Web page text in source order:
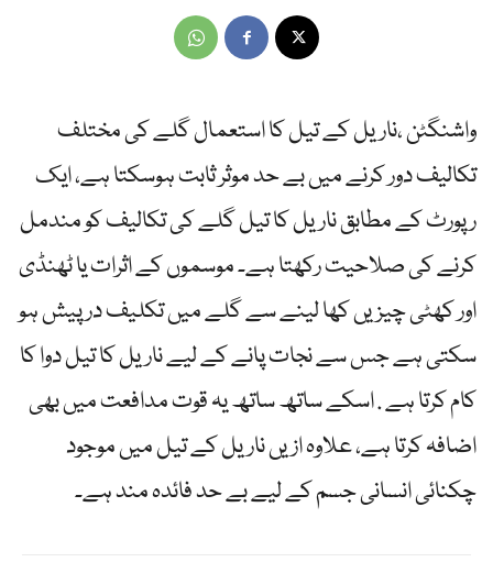
واشنگٹن ،ناریل کے تیل کا استعمال گلے کی مختلف
تکالیف دور کرنے میں بے حد موثر ثابت ہوسکتا ہے، ایک
رپورٹ کے مطابق ناریل کا تیل گلے کی تکالیف کو مندمل
کرنے کی صلاحیت رکھتا ہے۔ موسموں کے اثرات یا ٹھنڈی
اور کھٹی چیزیں کھا لینے سے گلے میں تکلیف درپیش ہو
سکتی ہے جس سے نجات پانے کے لیے ناریل کا تیل دوا کا
کام کرتا ہے . اسکے ساتھ ساتھ یہ قوت مدافعت میں بھی
اضافہ کرتا ہے، علاوہ ازیں ناریل کے تیل میں موجود
چکنائی انسانی جسم کے لیے بے حد فائدہ مند ہے۔